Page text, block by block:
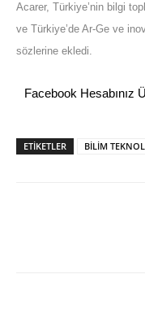
Acarer, Türkiye’nin bilgi
ve Türkiye’de Ar-Ge ve
sözlerine ekledi.
Facebook Hesabınız
ETİKETLER BİLİM